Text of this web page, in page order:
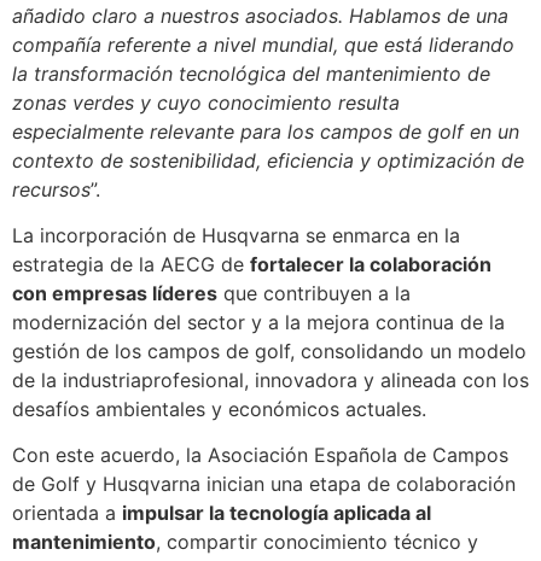
añadido claro a nuestros asociados. Hablamos de una
compañía referente a nivel mundial, que está liderando
la transformación tecnológica del mantenimiento de
zonas verdes y cuyo conocimiento resulta
especialmente relevante para los campos de golf en un
contexto de sostenibilidad, eficiencia y optimización de
recursos”.
La incorporación de Husqvarna se enmarca en la
estrategia de la AECG de fortalecer la colaboración
con empresas líderes que contribuyen a la
modernización del sector y a la mejora continua de la
gestión de los campos de golf, consolidando un modelo
de la industriaprofesional, innovadora y alineada con los
desafíos ambientales y económicos actuales.
Con este acuerdo, la Asociación Española de Campos
de Golf y Husqvarna inician una etapa de colaboración
orientada a impulsar la tecnología aplicada al
mantenimiento, compartir conocimiento técnico y